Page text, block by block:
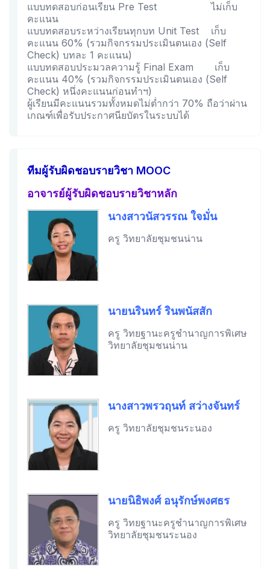
แบบทดสอบก่อนเรียน Pre Test ไม่เก็บ
คะแนน
แบบทดสอบระหว่างเรียนทุกบท Unit Test เก็บ
คะแนน 60% (รวมกิจกรรมประเมินตนเอง (Self
Check) บทละ 1 คะแนน)
แบบทดสอบประมวลความรู้ Final Exam เก็บ
คะแนน 40% (รวมกิจกรรมประเมินตนเอง (Self
Check) หนึ่งคะแนนก่อนทำฯ)
ผู้เรียนมีคะแนนรวมทั้งหมดไม่ต่ำกว่า 70% ถือว่าผ่าน
เกณฑ์เพื่อรับประกาศนียบัตรในระบบได้
ทีมผู้รับผิดชอบรายวิชา MOOC
อาจารย์ผู้รับผิดชอบรายวิชาหลัก
นางสาวนัสวรรณ ใจมั่น
ครู วิทยาลัยชุมชนน่าน
นายนรินทร์ รินพนัสสัก
ครู วิทยฐานะครูชำนาญการพิเศษ
วิทยาลัยชุมชนน่าน
นางสาวพรวฤนท์ สว่างจันทร์
ครู วิทยาลัยชุมชนระนอง
นายนิธิพงศ์ อนุรักษ์พงศธร
ครู วิทยฐานะครูชำนาญการพิเศษ
วิทยาลัยชุมชนระนอง